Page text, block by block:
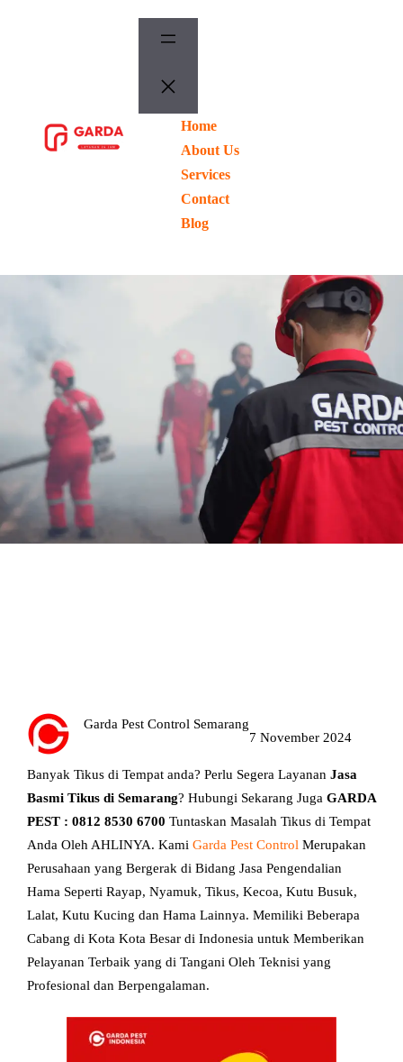
Home
About Us
Services
Contact
Blog
Garda Pest Control Semarang
7 November 2024
Banyak Tikus di Tempat anda? Perlu Segera Layanan Jasa
Basmi Tikus di Semarang? Hubungi Sekarang Juga GARDA
PEST : 0812 8530 6700 Tuntaskan Masalah Tikus di Tempat
Anda Oleh AHLINYA. Kami Garda Pest Control Merupakan
Perusahaan yang Bergerak di Bidang Jasa Pengendalian
Hama Seperti Rayap, Nyamuk, Tikus, Kecoa, Kutu Busuk,
Lalat, Kutu Kucing dan Hama Lainnya. Memiliki Beberapa
Cabang di Kota Kota Besar di Indonesia untuk Memberikan
Pelayanan Terbaik yang di Tangani Oleh Teknisi yang
Profesional dan Berpengalaman.